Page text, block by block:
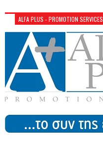
ALFA PLUS - PROMOTION SERVICES